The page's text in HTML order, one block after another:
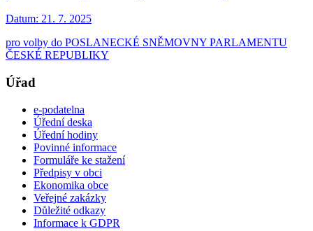
Datum: 21. 7. 2025
pro volby do POSLANECKÉ SNĚMOVNY PARLAMENTU
ČESKÉ REPUBLIKY
Úřad
e-podatelna
Úřední deska
Úřední hodiny
Povinné informace
Formuláře ke stažení
Předpisy v obci
Ekonomika obce
Veřejné zakázky
Důležité odkazy
Informace k GDPR